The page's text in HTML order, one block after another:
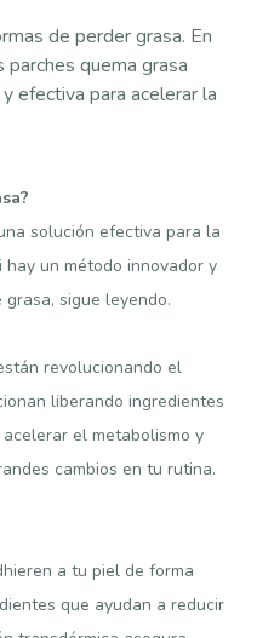
de perder grasa. En
quema grasa
efectiva para acelerar la
solución efectiva para la
un método innovador y
sigue leyendo.
revolucionando el
liberando ingredientes
el metabolismo y
cambios en tu rutina.
a tu piel de forma
que ayudan a reducir